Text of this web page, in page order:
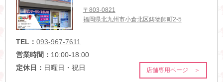
〒803-0821
福岡県北九州市小倉北区鋳物師町2-5
TEL： 093-967-7611
営業時間： 10:00-18:00
定休日： 日曜日・祝日 店舗専用ページ ＞